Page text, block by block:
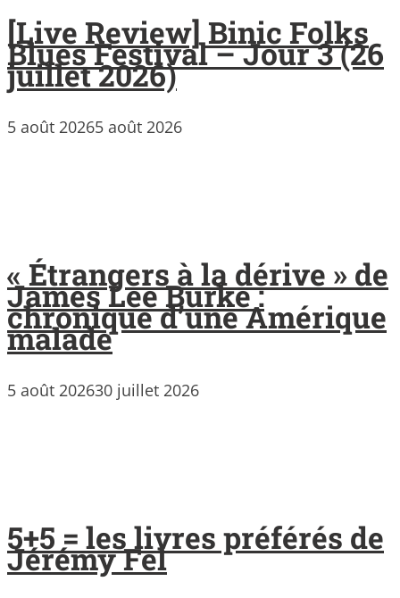
[Live Review] Binic Folks
Blues Festival – Jour 3 (26
juillet 2026)
5 août 20265 août 2026
« Étrangers à la dérive » de
James Lee Burke :
chronique d’une Amérique
malade
5 août 202630 juillet 2026
5+5 = les livres préférés de
Jérémy Fel